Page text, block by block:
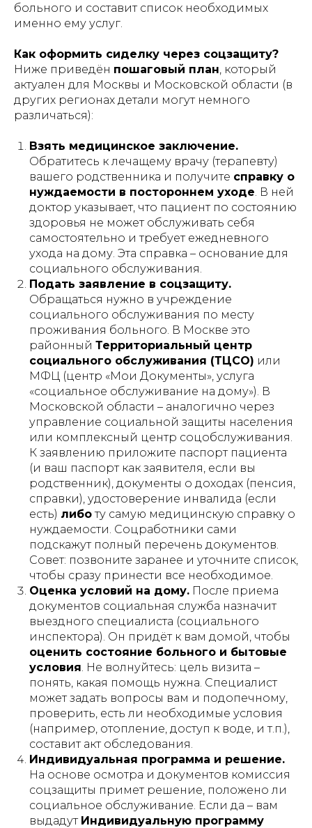
больного и составит список необходимых
именно ему услуг​.
Как оформить сиделку через соцзащиту?
Ниже приведён пошаговый план, который
актуален для Москвы и Московской области (в
других регионах детали могут немного
различаться):
Взять медицинское заключение.
Обратитесь к лечащему врачу (терапевту)
вашего родственника и получите справку о
нуждаемости в постороннем уходе. В ней
доктор указывает, что пациент по состоянию
здоровья не может обслуживать себя
самостоятельно и требует ежедневного
ухода на дому. Эта справка – основание для
социального обслуживания.
Подать заявление в соцзащиту.
Обращаться нужно в учреждение
социального обслуживания по месту
проживания больного. В Москве это
районный Территориальный центр
социального обслуживания (ТЦСО) или
МФЦ (центр «Мои Документы», услуга
«социальное обслуживание на дому»). В
Московской области – аналогично через
управление социальной защиты населения
или комплексный центр соцобслуживания.
К заявлению приложите паспорт пациента
(и ваш паспорт как заявителя, если вы
родственник), документы о доходах (пенсия,
справки), удостоверение инвалида (если
есть) либоту самую медицинскую справку о
нуждаемости. Соцработники сами
подскажут полный перечень документов.
Совет: позвоните заранее и уточните список,
чтобы сразу принести все необходимое.
Оценка условий на дому. После приема
документов социальная служба назначит
выездного специалиста (социального
инспектора). Он придёт к вам домой, чтобы
оценить состояние больного и бытовые
условия. Не волнуйтесь: цель визита –
понять, какая помощь нужна. Специалист
может задать вопросы вам и подопечному,
проверить, есть ли необходимые условия
(например, отопление, доступ к воде, и т.п.),
составит акт обследования.
Индивидуальная программа и решение.
На основе осмотра и документов комиссия
соцзащиты примет решение, положено ли
социальное обслуживание. Если да – вам
выдадут Индивидуальную программу